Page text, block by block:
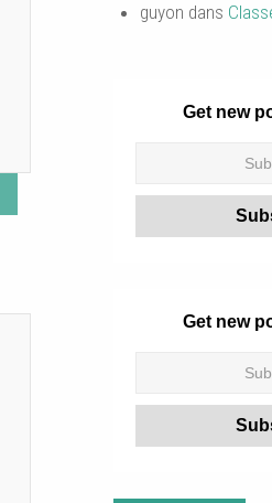
guyon dans
Get new
Get new